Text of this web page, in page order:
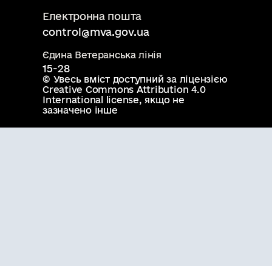
Електронна пошта
control@mva.gov.ua
Єдина Ветеранська лінія
15-28
© Увесь вміст доступний за ліцензією
Creative Commons Attribution 4.0
International license, якщо не
зазначено інше